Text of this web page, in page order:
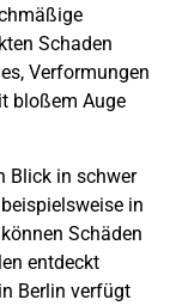
Schaden
Verformungen
bloßem Auge
Blick in schwer
in
Schäden
entdeckt
Berlin verfügt